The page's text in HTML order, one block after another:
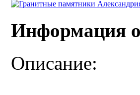
Информация
Описание: